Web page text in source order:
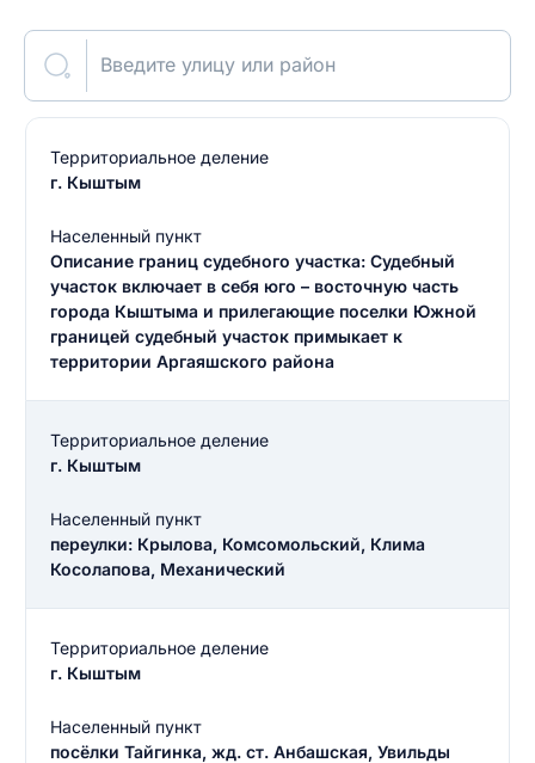
Введите улицу или район
Территориальное деление
г. Кыштым
Населенный пункт
Описание границ судебного участка: Судебный
участок включает в себя юго – восточную часть
города Кыштыма и прилегающие поселки Южной
границей судебный участок примыкает к
территории Аргаяшского района
Территориальное деление
г. Кыштым
Населенный пункт
переулки: Крылова, Комсомольский, Клима
Косолапова, Механический
Территориальное деление
г. Кыштым
Населенный пункт
посёлки Тайгинка, жд. ст. Анбашская, Увильды